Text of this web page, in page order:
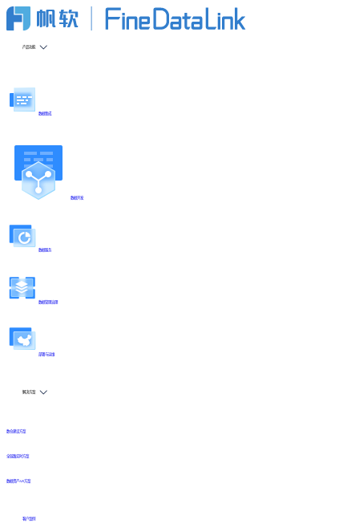
产品功能
数据集成
数据开发
数据服务
数据管理治理
部署与运维
解决方案
数仓建设方案
全链路实时方案
数据资产API方案
客户案例